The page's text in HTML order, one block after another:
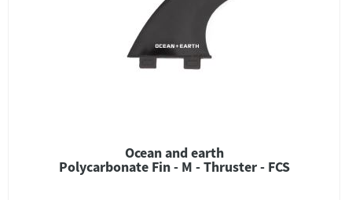
Ocean and earth
Polycarbonate Fin - M - Thruster - FCS